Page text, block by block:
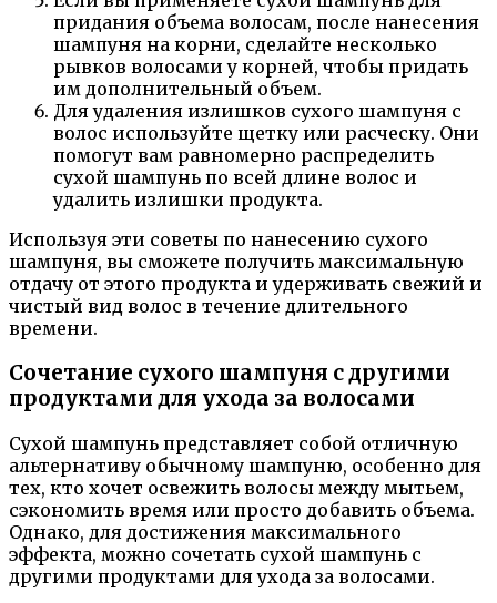
придания объема волосам, после нанесения
шампуня на корни, сделайте несколько
рывков волосами у корней, чтобы придать
им дополнительный объем.
Для удаления излишков сухого шампуня с
волос используйте щетку или расческу. Они
помогут вам равномерно распределить
сухой шампунь по всей длине волос и
удалить излишки продукта.
Используя эти советы по нанесению сухого
шампуня, вы сможете получить максимальную
отдачу от этого продукта и удерживать свежий и
чистый вид волос в течение длительного
времени.
Сочетание сухого шампуня с другими
продуктами для ухода за волосами
Сухой шампунь представляет собой отличную
альтернативу обычному шампуню, особенно для
тех, кто хочет освежить волосы между мытьем,
сэкономить время или просто добавить объема.
Однако, для достижения максимального
эффекта, можно сочетать сухой шампунь с
другими продуктами для ухода за волосами.